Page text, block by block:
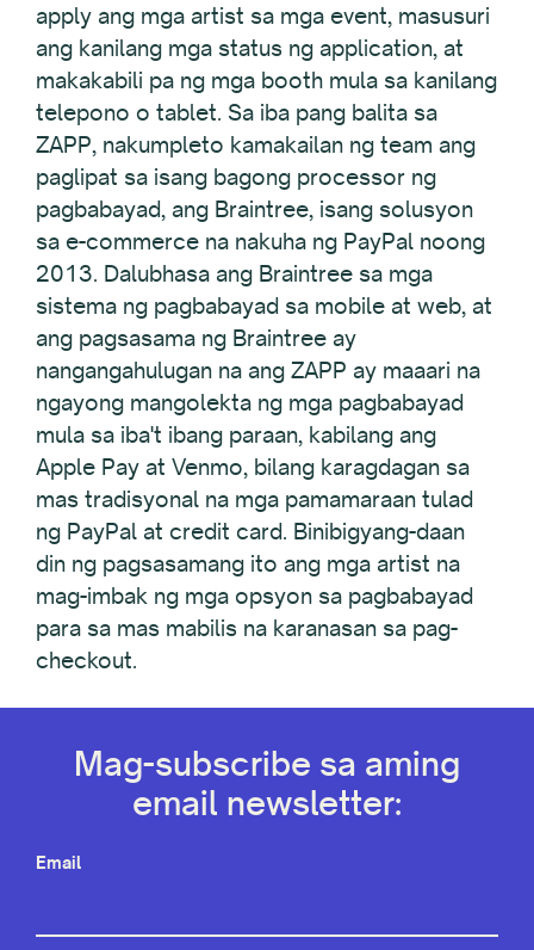
apply ang mga artist sa mga event, masusuri
ang kanilang mga status ng application, at
makakabili pa ng mga booth mula sa kanilang
telepono o tablet. Sa iba pang balita sa
ZAPP, nakumpleto kamakailan ng team ang
paglipat sa isang bagong processor ng
pagbabayad, ang Braintree, isang solusyon
sa e-commerce na nakuha ng PayPal noong
2013. Dalubhasa ang Braintree sa mga
sistema ng pagbabayad sa mobile at web, at
ang pagsasama ng Braintree ay
nangangahulugan na ang ZAPP ay maaari na
ngayong mangolekta ng mga pagbabayad
mula sa iba't ibang paraan, kabilang ang
Apple Pay at Venmo, bilang karagdagan sa
mas tradisyonal na mga pamamaraan tulad
ng PayPal at credit card. Binibigyang-daan
din ng pagsasamang ito ang mga artist na
mag-imbak ng mga opsyon sa pagbabayad
para sa mas mabilis na karanasan sa pag-
checkout.
Mag-subscribe sa aming
email newsletter:
Email